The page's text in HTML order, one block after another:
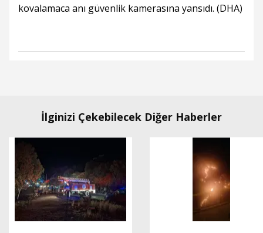
kovalamaca anı güvenlik kamerasına yansıdı. (DHA)
İlginizi Çekebilecek Diğer Haberler